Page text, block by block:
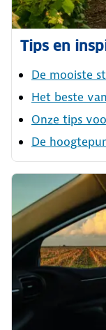
Tips en
De mooiste
Het beste
Onze tips
De